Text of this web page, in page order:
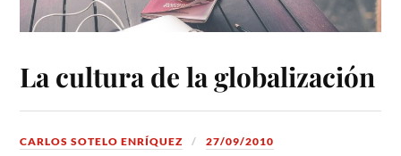
La cultura de la globalización
CARLOS SOTELO ENRÍQUEZ 27/09/2010